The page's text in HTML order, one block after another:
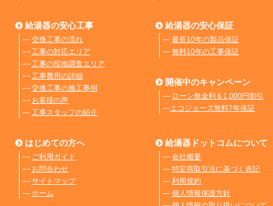
給湯器の安心工事
― 交換工事の流れ
― 工事の対応エリア
― 工事の現地調査エリア
― 工事費用の詳細
― 交換工事の施工事例
― お客様の声
― 工事スタッフの紹介
給湯器の安心保証
― 最長10年の製品保証
― 無料10年の工事保証
開催中のキャンペーン
― ローン無金利＆1,000円割引
―エコジョーズ無料7年保証
はじめての方へ
― ご利用ガイド
― お問合わせ
― サイトマップ
― ホーム
給湯器ドットコムについて
― 会社概要
― 特定商取引法に基づく表記
― 利用規約
― 個人情報保護方針